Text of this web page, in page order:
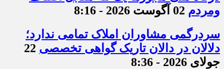
ومردم 02 آگوست 2026 - 8:16
سردرگمی مشاوران املاک تمامی ندارد؛
دلالان در دالان تاریک گواهی تخصصی 22
جولای 2026 - 8:36